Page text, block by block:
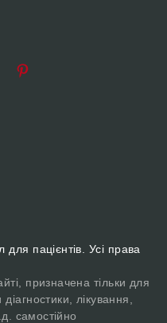
пацієнтів. Усі права
призначена тільки для
лікування,
самостійно